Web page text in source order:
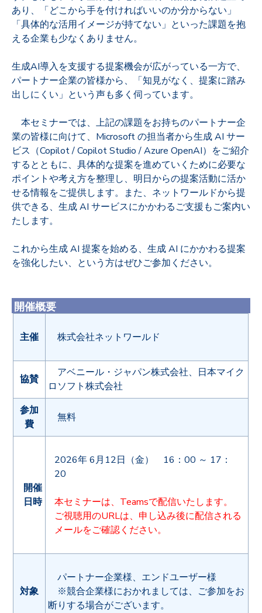
あり、「どこから手を付ければいいのか分からない」
「具体的な活用イメージが持てない」といった課題を抱
える企業も少なくありません。
生成AI導入を支援する提案機会が広がっている一方で、
パートナー企業の皆様から、「知見がなく、提案に踏み
出しにくい」という声も多く伺っています。
本セミナーでは、上記の課題をお持ちのパートナー企
業の皆様に向けて、Microsoft の担当者から生成 AI サー
ビス（Copilot / Copilot Studio / Azure OpenAI）をご紹介
するとともに、具体的な提案を進めていくために必要な
ポイントや考え方を整理し、明日からの提案活動に活か
せる情報をご提供します。また、ネットワールドから提
供できる、生成 AI サービスにかかわるご支援もご案内い
たします。
これから生成 AI 提案を始める、生成 AI にかかわる提案
を強化したい、という方はぜひご参加ください。
開催概要
主催 株式会社ネットワールド
協賛
アベニール・ジャパン株式会社、日本マイク
ロソフト株式会社
参加
費
無料
開催
日時
2026年 6月12日（金） 16：00 ～ 17：
20
本セミナーは、Teamsで配信いたします。
ご視聴用のURLは、申し込み後に配信される
メールをご確認ください。
対象
パートナー企業様、エンドユーザー様
※競合企業様におかれましては、ご参加をお
断りする場合がございます。